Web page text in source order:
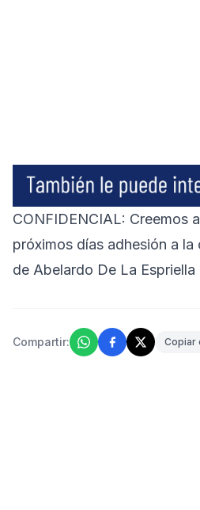
CONFIDENCIAL: Creemos
próximos días adhesión a la
de Abelardo De La Espriella
Compartir: Copiar